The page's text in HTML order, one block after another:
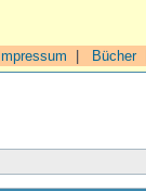
Impressum Bücher